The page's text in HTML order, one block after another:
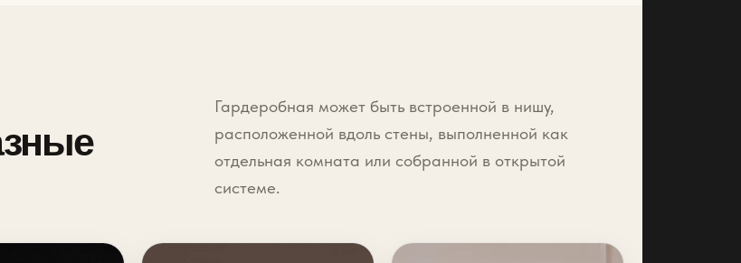
Гардеробная может быть встроенной в нишу,
расположенной вдоль стены, выполненной как
отдельная комната или собранной в открытой
системе.